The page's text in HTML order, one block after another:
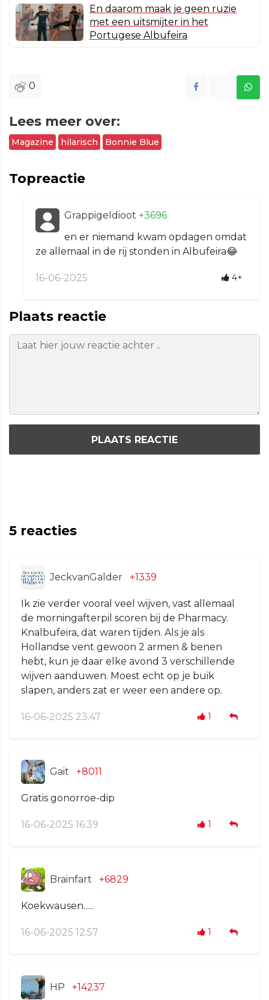
En daarom maak je geen ruzie
met een uitsmijter in het
Portugese Albufeira
0
Lees meer over:
Magazine hilarisch Bonnie Blue
Topreactie
GrappigeIdioot +3696
en er niemand kwam opdagen omdat
ze allemaal in de rij stonden in Albufeira😂
16-06-2025 4+
Plaats reactie
PLAATS REACTIE
5 reacties
JeckvanGalder +1339
Ik zie verder vooral veel wijven, vast allemaal
de morningafterpil scoren bij de Pharmacy.
Knalbufeira, dat waren tijden. Als je als
Hollandse vent gewoon 2 armen & benen
hebt, kun je daar elke avond 3 verschillende
wijven aanduwen. Moest echt op je buik
slapen, anders zat er weer een andere op.
16-06-2025 23:47 1
Gait +8011
Gratis gonorroe-dip
16-06-2025 16:39 1
Brainfart +6829
Koekwausen…..
16-06-2025 12:57 1
HP +14237